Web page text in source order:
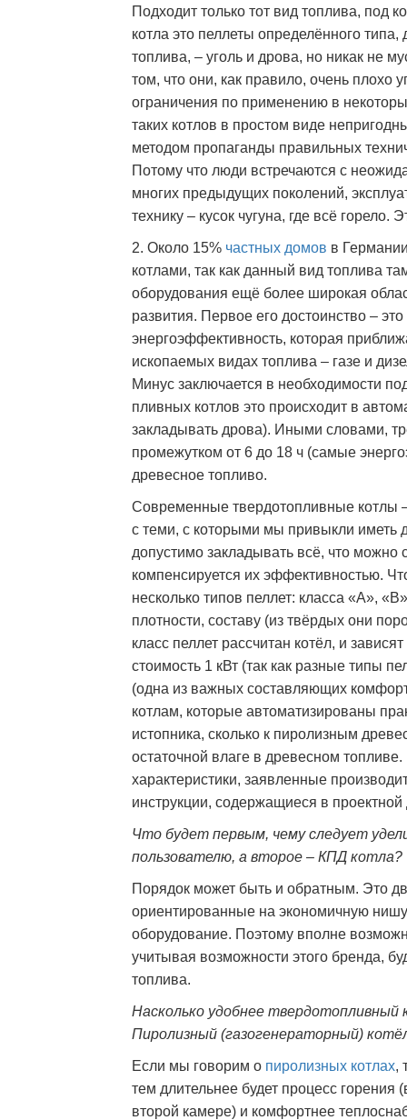
Подходит только тот вид топлива, под
котла это пеллеты определённого типа,
топлива, – уголь и дрова, но никак не
том, что они, как правило, очень плохо
ограничения по применению в
таких котлов в простом виде
методом пропаганды правильных
Потому что люди встречаются с
многих предыдущих поколений,
технику – кусок чугуна, где всё горело.
2. Около 15% частных домов в
котлами, так как данный вид топлива
оборудования ещё более широкая
развития. Первое его достоинство –
энергоэффективность, которая
ископаемых видах топлива – газе и
Минус заключается в необходимости
пливных котлов это происходит в
закладывать дрова). Иными словами,
промежутком от 6 до 18 ч (самые
древесное топливо.
Современные твердотопливные котлы
с теми, с которыми мы привыкли иметь
допустимо закладывать всё, что
компенсируется их эффективностью.
несколько типов пеллет: класса «А»,
плотности, составу (из твёрдых они
класс пеллет рассчитан котёл, и
стоимость 1 кВт (так как разные типы
(одна из важных составляющих
котлам, которые автоматизированы
истопника, сколько к пиролизным
остаточной влаге в древесном
характеристики, заявленные
инструкции, содержащиеся в проектной
Что будет первым, чему следует
пользователю, а второе – КПД котла?
Порядок может быть и обратным. Это
ориентированные на экономичную
оборудование. Поэтому вполне
учитывая возможности этого бренда,
топлива.
Насколько удобнее твердотопливный
Пиролизный (газогенераторный)
Если мы говорим о пиролизных котлах,
тем длительнее будет процесс горения
второй камере) и комфортнее